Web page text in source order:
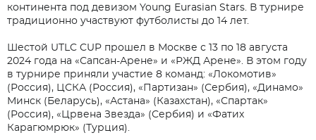
континента под девизом Young Eurasian Stars. В турнире
традиционно участвуют футболисты до 14 лет.
Шестой UTLC CUP прошел в Москве с 13 по 18 августа
2024 года на «Сапсан-Арене» и «РЖД Арене». В этом году
в турнире приняли участие 8 команд: «Локомотив»
(Россия), ЦСКА (Россия), «Партизан» (Сербия), «Динамо»
Минск (Беларусь), «Астана» (Казахстан), «Спартак»
(Россия), «Црвена Звезда» (Сербия) и «Фатих
Карагюмрюк» (Турция).
Ваше сообщение отправлено!
Отправить на email
Введите адрес почты на которую следует отправить
расчет
Email*
Желаемая должность*
Тема вопроса*